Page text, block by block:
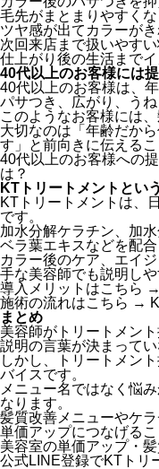
毛先がまとまりやすく
ツヤ感が出てカラーが
次回来店まで扱いやす
仕上がり後の生活まで
40代以上のお客様には
40代以上のお客様は、
パサつき、広がり、う
このようなお客様には
大切なのは「年齢だか
す」と前向きに伝えるこ
40代以上のお客様への
は？
KTトリートメントとい
KTトリートメントは、
です。
加水分解ケラチン、加
ベラ葉エキスなどを配
カラー後のケア、エイ
手な美容師でも説明しや
導入メリットはこちら →
施術の流れはこちら →
まとめ
美容師がトリートメン
説明の言葉が決まってい
しかし、トリートメン
バイスです。
メニュー名ではなく悩
なります。
髪質改善メニューやケ
単価アップにつなげるこ
美容室の単価アップ・
公式LINE登録でKTトリ